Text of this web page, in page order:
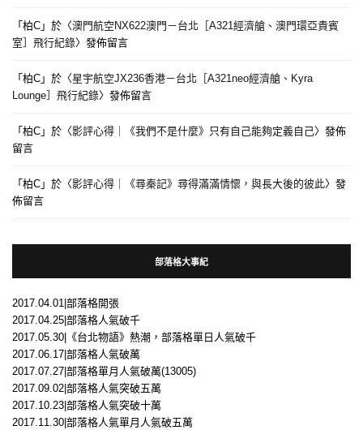
「 柏C 」於〈澳門航空NX622澳門－台北［A321經濟艙、澳門環亞貴賓
室］飛行紀錄〉發佈留言
「 柏C 」於〈星宇航空JX236香港－台北［A321neo經濟艙、Kyra
Lounge］飛行紀錄〉發佈留言
「 柏C 」於〈影評心得｜《我們不是什麼》只有自己能夠定義自己〉發佈
留言
「 柏C 」於〈影評心得｜《尋秦記》尋得滿滿情懷，與長大後的彼此〉發
佈留言
部落格大事紀
2017.04.01|部落格開張
2017.04.25|部落格人氣破千
2017.05.30|《台北物語》熱潮，部落格單日人氣破千
2017.06.17|部落格人氣破萬
2017.07.27|部落格單月人氣破萬(13005)
2017.09.02|部落格人氣突破五萬
2017.10.23|部落格人氣突破十萬
2017.11.30|部落格人氣單月人氣破五萬